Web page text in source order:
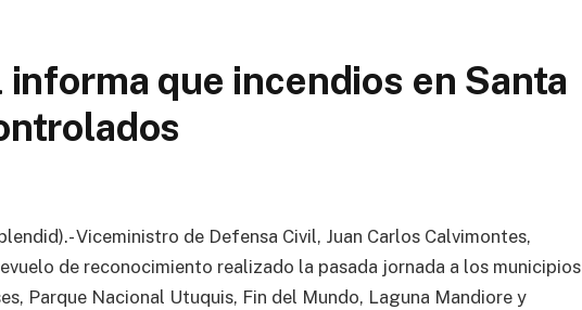
que incendios en Santa
Viceministro de Defensa Civil, Juan Carlos Calvimontes,
de reconocimiento realizado la pasada jornada a los municipios
Parque Nacional Utuquis, Fin del Mundo, Laguna Mandiore y